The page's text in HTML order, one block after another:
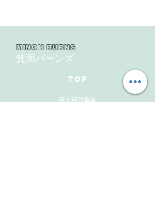
地連盟 第110回中央決勝
MINOH BURNS
箕面バーンズ
TOP
新入部員募集